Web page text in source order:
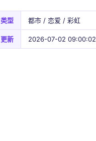
类型 都市 / 恋爱 / 彩虹
更新 2026-07-02 09:00:02